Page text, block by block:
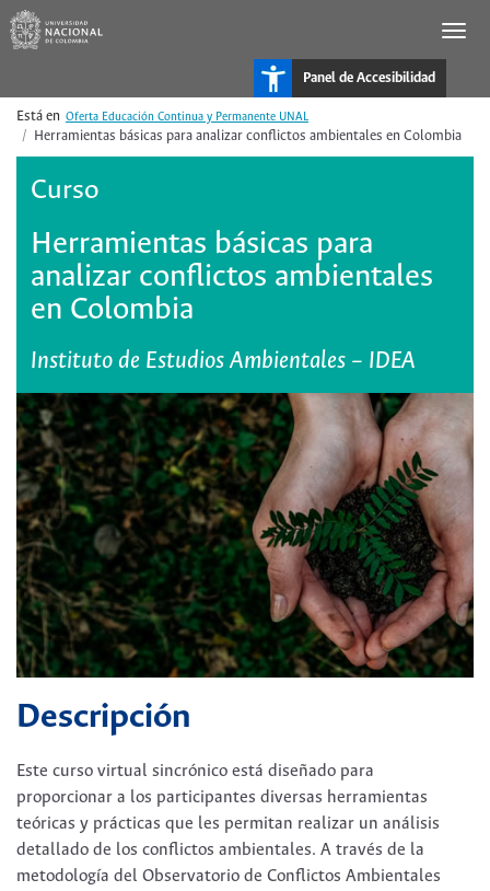
Pasar
al
contenido
Panel de Accesibilidad
Oferta Educación Continua y Permanente UNAL
Herramientas básicas para analizar conflictos ambientales en Colombia
Curso
Herramientas básicas para
analizar conflictos ambientales
en Colombia
Instituto de Estudios Ambientales – IDEA
Descripción
Este curso virtual sincrónico está diseñado para
proporcionar a los participantes diversas herramientas
teóricas y prácticas que les permitan realizar un análisis
detallado de los conflictos ambientales. A través de la
metodología del Observatorio de Conflictos Ambientales